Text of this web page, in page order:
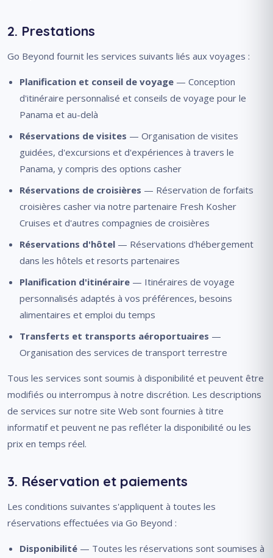
2. Prestations
Go Beyond fournit les services suivants liés aux voyages :
Planification et conseil de voyage — Conception
d'itinéraire personnalisé et conseils de voyage pour le
Panama et au-delà
Réservations de visites — Organisation de visites
guidées, d'excursions et d'expériences à travers le
Panama, y ​​compris des options casher
Réservations de croisières — Réservation de forfaits
croisières casher via notre partenaire Fresh Kosher
Cruises et d'autres compagnies de croisières
Réservations d'hôtel — Réservations d'hébergement
dans les hôtels et resorts partenaires
Planification d'itinéraire — Itinéraires de voyage
personnalisés adaptés à vos préférences, besoins
alimentaires et emploi du temps
Transferts et transports aéroportuaires —
Organisation des services de transport terrestre
Tous les services sont soumis à disponibilité et peuvent être
modifiés ou interrompus à notre discrétion. Les descriptions
de services sur notre site Web sont fournies à titre
informatif et peuvent ne pas refléter la disponibilité ou les
prix en temps réel.
3. Réservation et paiements
Les conditions suivantes s'appliquent à toutes les
réservations effectuées via Go Beyond :
Disponibilité — Toutes les réservations sont soumises à